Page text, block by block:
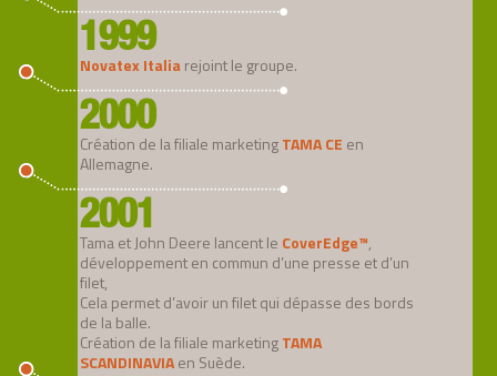
1999
Novatex Italiarejoint le groupe.
2000
Création de la filiale marketingTAMA CE en
Allemagne.
2001
Tama et John Deere lancent le CoverEdge™,
développement en commun d’une presse et d’un
filet,
Cela permet d’avoir un filet qui dépasse des bords
de la balle.
Création de la filiale marketingTAMA
SCANDINAVIAen Suède.